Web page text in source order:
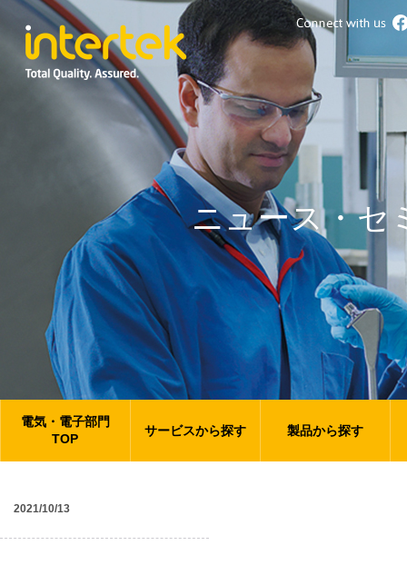
ニュース・セ
電気・電子部門
TOP
サービスから探す 製品から探す
2021/10/13